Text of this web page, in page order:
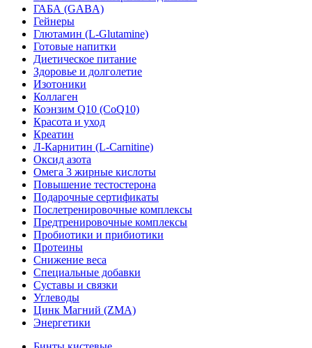
ГАБА (GABA)
Гейнеры
Глютамин (L-Glutamine)
Готовые напитки
Диетическое питание
Здоровье и долголетие
Изотоники
Коллаген
Коэнзим Q10 (CoQ10)
Красота и уход
Креатин
Л-Карнитин (L-Сarnitine)
Оксид азота
Омега 3 жирные кислоты
Повышение тестостерона
Подарочные сертификаты
Послетренировочные комплексы
Предтренировочные комплексы
Пробиотики и прибиотики
Протеины
Снижение веса
Специальные добавки
Суставы и связки
Углеводы
Цинк Магний (ZMA)
Энергетики